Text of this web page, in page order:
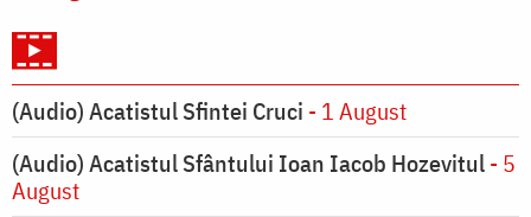
(Audio) Acatistul Sfintei Cruci - 1 August
(Audio) Acatistul Sfântului Ioan Iacob Hozevitul- 5
August